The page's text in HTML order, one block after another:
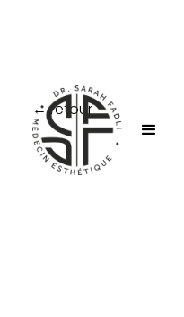
← retour